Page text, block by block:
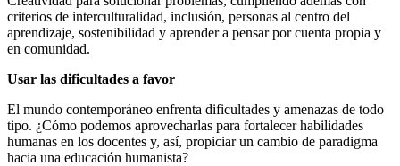
criterios de interculturalidad, inclusión, personas al centro del
aprendizaje, sostenibilidad y aprender a pensar por cuenta propia y
en comunidad.
Usar las dificultades a favor
El mundo contemporáneo enfrenta dificultades y amenazas de todo
tipo. ¿Cómo podemos aprovecharlas para fortalecer habilidades
humanas en los docentes y, así, propiciar un cambio de paradigma
hacia una educación humanista?